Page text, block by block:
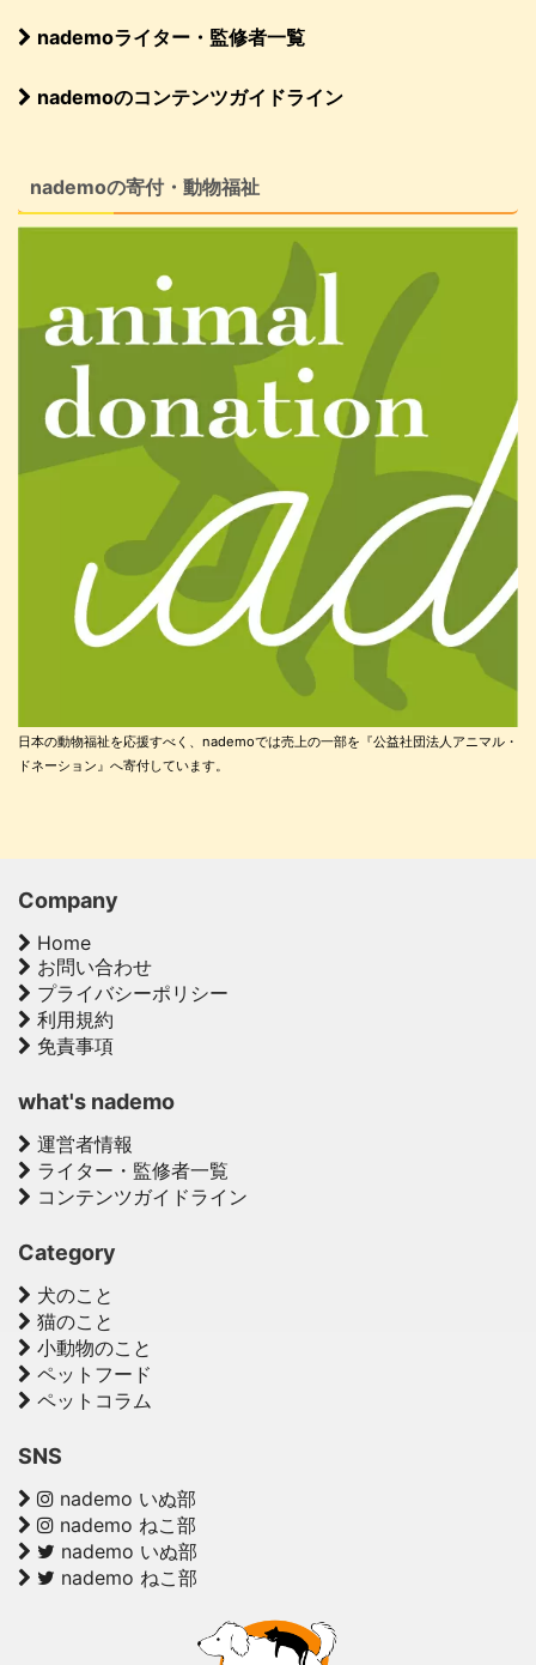
nademoライター・監修者一覧
nademoのコンテンツガイドライン
nademoの寄付・動物福祉
日本の動物福祉を応援すべく、nademoでは売上の一部を『公益社団法人アニマル・
ドネーション』へ寄付しています。
Company
Home
お問い合わせ
プライバシーポリシー
利用規約
免責事項
what's nademo
運営者情報
ライター・監修者一覧
コンテンツガイドライン
Category
犬のこと
猫のこと
小動物のこと
ペットフード
ペットコラム
SNS
nademo いぬ部
nademo ねこ部
nademo いぬ部
nademo ねこ部